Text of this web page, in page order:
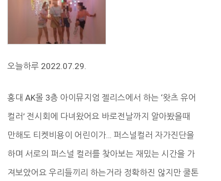
오늘하루 2022.07.29.
홍대 AK몰 3층 아이뮤지엄 젤리스에서 하는 ‘왓츠 유어
컬러’ 전시회에 다녀왔어요 바로전날까지 알아봤을때
만해도 티켓비용이 어린이가… 퍼스널컬러 자가진단을
하며 서로의 퍼스널 컬러를 찾아보는 재밌는 시간을 가
져보았어요 우리들끼리 하는거라 정확하진 않지만 쿨톤